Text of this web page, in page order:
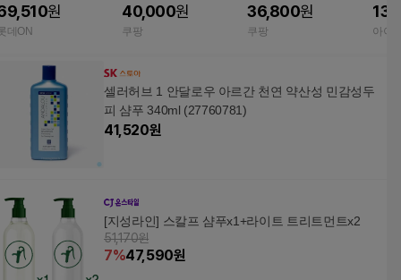
개 + 펌프 2개 + 수분
푸 50ml 여행용 키트
원
데ON
정두피 샴푸 946.4ml 1
개
40,000원
쿠팡
36,800원
쿠팡
수분
체
아이
셀러허브 1 안달로우 아르간 천연 약산성 민감성두
피 샴푸 340ml (27760781)
41,520원
[지성라인] 스칼프 샴푸x1+라이트 트리트먼트x2
51,170원
7%47,590원